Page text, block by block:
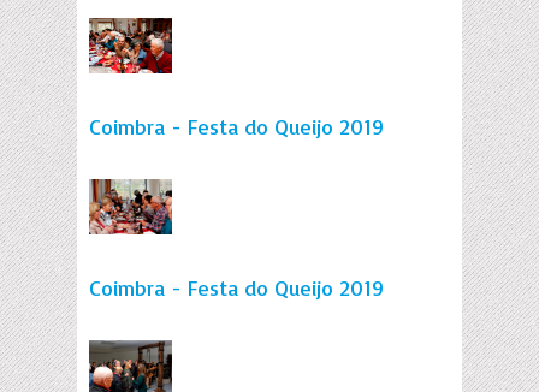
Coimbra - Festa do Queijo 2019
Coimbra - Festa do Queijo 2019